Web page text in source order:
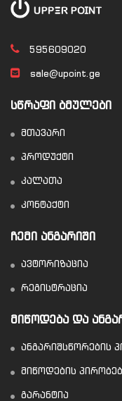
595609020
sale@upoint.ge
ᲡᲬᲠᲐᲤᲘ ᲑᲛᲣᲚᲔᲑᲘ
მთავარი
პროდუქტი
კალათა
კონტაქტი
ᲩᲔᲛᲘ ᲐᲜᲒᲐᲠᲘᲨᲘ
ავტორიზაცია
რეგისტრაცია
ᲛᲘᲬᲝᲓᲔᲑᲐ ᲓᲐ
ანგარიშსწორების
მიწოდების
გარანტია